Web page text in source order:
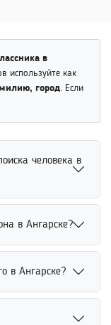
в
используйте как
город. Если
человека в
человека
возраст,
поисковый
в Ангарске?
по имени,
сервисы
в Ангарске?
через